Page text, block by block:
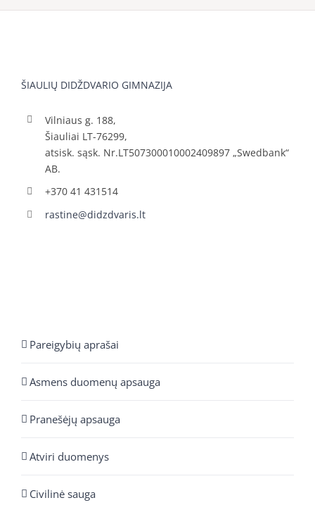
ŠIAULIŲ DIDŽDVARIO GIMNAZIJA
Vilniaus g. 188,
Šiauliai LT-76299,
atsisk. sąsk. Nr.LT507300010002409897 „Swedbank“
AB.
+370 41 431514
rastine@didzdvaris.lt
Pareigybių aprašai
Asmens duomenų apsauga
Pranešėjų apsauga
Atviri duomenys
Civilinė sauga